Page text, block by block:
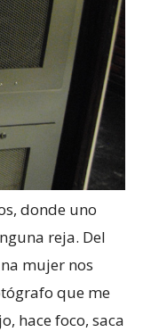
donde uno
reja. Del
mujer nos
que me
hace foco, saca